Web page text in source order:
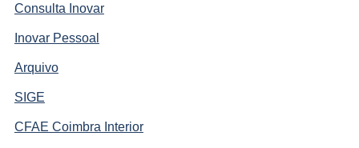
Consulta Inovar
Inovar Pessoal
Arquivo
SIGE
CFAE Coimbra Interior